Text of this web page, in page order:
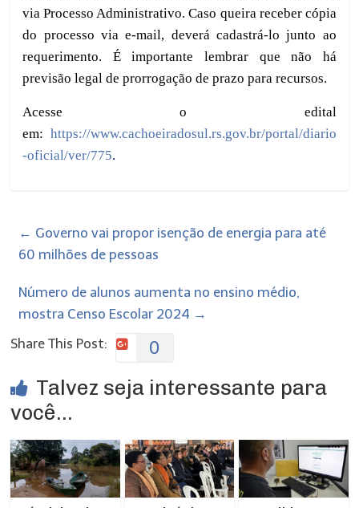
via Processo Administrativo. Caso queira receber cópia
do processo via e-mail, deverá cadastrá-lo junto ao
requerimento. É importante lembrar que não há
previsão legal de prorrogação de prazo para recursos.
Acesse o edital
em: https://www.cachoeiradosul.rs.gov.br/portal/diario
-oficial/ver/775.
← Governo vai propor isenção de energia para até
60 milhões de pessoas
Número de alunos aumenta no ensino médio,
mostra Censo Escolar 2024 →
Share This Post:
0
Talvez seja interessante para
você...